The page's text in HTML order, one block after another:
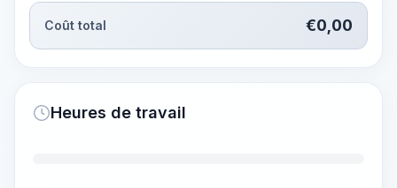
Coût total €0,00
Heures de travail